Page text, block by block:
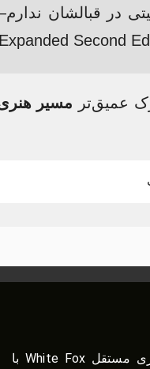
در قبالشان
عمیق‌تر مسیر
گروه پخش و فیلم‌سازی مستقل White Fox با